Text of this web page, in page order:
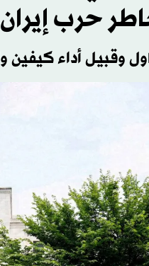
حرب إيران
وقبيل أداء كيفين